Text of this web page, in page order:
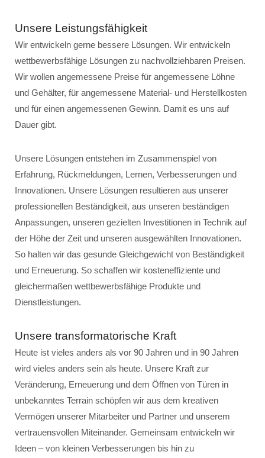
Unsere Leistungsfähigkeit
Wir entwickeln gerne bessere Lösungen. Wir entwickeln
wettbewerbsfähige Lösungen zu nachvollziehbaren Preisen.
Wir wollen angemessene Preise für angemessene Löhne
und Gehälter, für angemessene Material- und Herstellkosten
und für einen angemessenen Gewinn. Damit es uns auf
Dauer gibt.
Unsere Lösungen entstehen im Zusammenspiel von
Erfahrung, Rückmeldungen, Lernen, Verbesserungen und
Innovationen. Unsere Lösungen resultieren aus unserer
professionellen Beständigkeit, aus unseren beständigen
Anpassungen, unseren gezielten Investitionen in Technik auf
der Höhe der Zeit und unseren ausgewählten Innovationen.
So halten wir das gesunde Gleichgewicht von Beständigkeit
und Erneuerung. So schaffen wir kosteneffiziente und
gleichermaßen wettbewerbsfähige Produkte und
Dienstleistungen.
Unsere transformatorische Kraft
Heute ist vieles anders als vor 90 Jahren und in 90 Jahren
wird vieles anders sein als heute. Unsere Kraft zur
Veränderung, Erneuerung und dem Öffnen von Türen in
unbekanntes Terrain schöpfen wir aus dem kreativen
Vermögen unserer Mitarbeiter und Partner und unserem
vertrauensvollen Miteinander. Gemeinsam entwickeln wir
Ideen – von kleinen Verbesserungen bis hin zu